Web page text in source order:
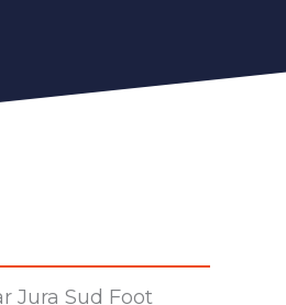
Jura Sud Foot